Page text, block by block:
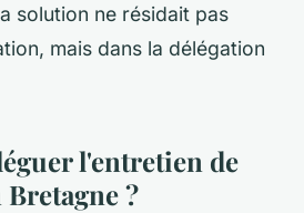
solution ne résidait pas
mais dans la délégation
l'entretien de
?